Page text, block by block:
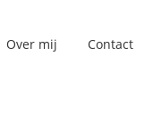
Over mij Contact